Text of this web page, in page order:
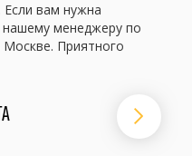
вам нужна
нашему менеджеру по
Приятного